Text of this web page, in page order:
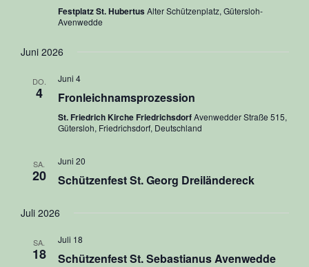
Festplatz St. Hubertus Alter Schützenplatz, Gütersloh-
Avenwedde
Juni 2026
DO.
4
Juni 4
Fronleichnamsprozession
St. Friedrich Kirche FriedrichsdorfAvenwedder Straße 515,
Gütersloh, Friedrichsdorf, Deutschland
SA.
20
Juni 20
Schützenfest St. Georg Dreiländereck
Juli 2026
SA.
18
Juli 18
Schützenfest St. Sebastianus Avenwedde